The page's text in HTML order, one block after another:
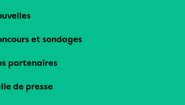
et sondages
partenaires
de presse